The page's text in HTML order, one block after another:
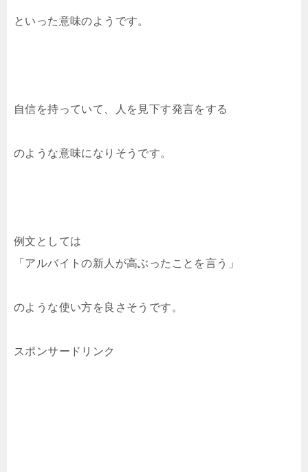
といった意味のようです。
自信を持っていて、人を見下す発言をする
のような意味になりそうです。
例文としては
「アルバイトの新人が高ぶったことを言う」
のような使い方を良さそうです。
スポンサードリンク